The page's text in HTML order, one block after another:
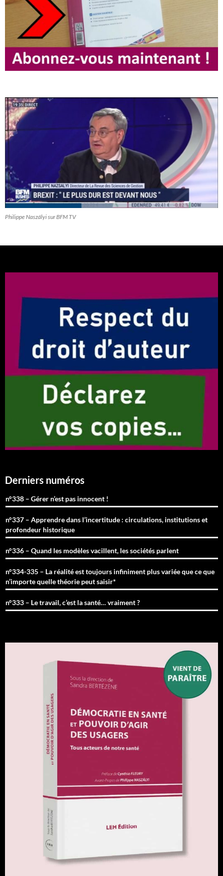
Philippe Naszályi sur BFM TV
Derniers numéros
n°338 – Gérer n’est pas innocent !
n°337 – Apprendre dans l’incertitude : circulations, institutions et
profondeur historique
n°336 – Quand les modèles vacillent, les sociétés parlent
n°334-335 – La réalité est toujours infiniment plus variée que ce que
n’importe quelle théorie peut saisir*
n°333 – Le travail, c’est la santé… vraiment ?